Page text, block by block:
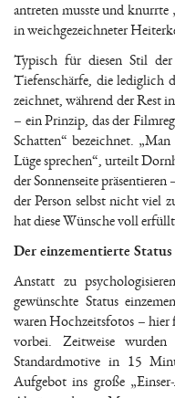
antreten musste und
in weichgezeichneter
Typisch für diesen Stil
Tiefenschärfe, die lediglich
zeichnet, während der Rest
– ein Prinzip, das der
Schatten“ bezeichnet.
Lüge sprechen“, urteilt
der Sonnenseite
der Person selbst nicht viel
hat diese Wünsche voll
Der einzementierte Status
Anstatt zu
gewünschte Status
waren Hochzeitsfotos – hier
vorbei. Zeitweise
Standardmotive in 15
Aufgebot ins große